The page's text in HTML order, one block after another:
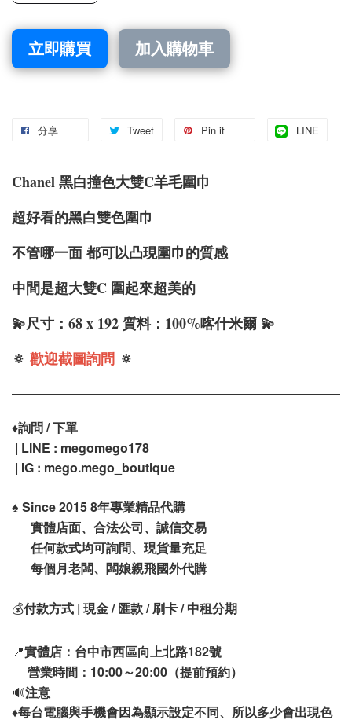
立即購買 加入購物車
分享 Tweet Pin it LINE
Chanel 黑白撞色大雙C羊毛圍巾
超好看的黑白雙色圍巾
不管哪一面 都可以凸現圍巾的質感
中間是超大雙C 圍起來超美的
💫尺寸：68 x 192 質料：100%喀什米爾 💫
🔅 歡迎截圖詢問 🔅
♦️詢問 / 下單
| LINE : megomego178
| IG : mego.mego_boutique
♠️ Since 2015 8年專業精品代購
實體店面、合法公司、誠信交易
任何款式均可詢問、現貨量充足
每個月老闆、闆娘親飛國外代購
💰付款方式 | 現金 / 匯款 / 刷卡 / 中租分期
📍實體店：台中市西區向上北路182號
營業時間：10:00～20:00（提前預約）
🔊注意
♦️每台電腦與手機會因為顯示設定不同、所以多少會出現色